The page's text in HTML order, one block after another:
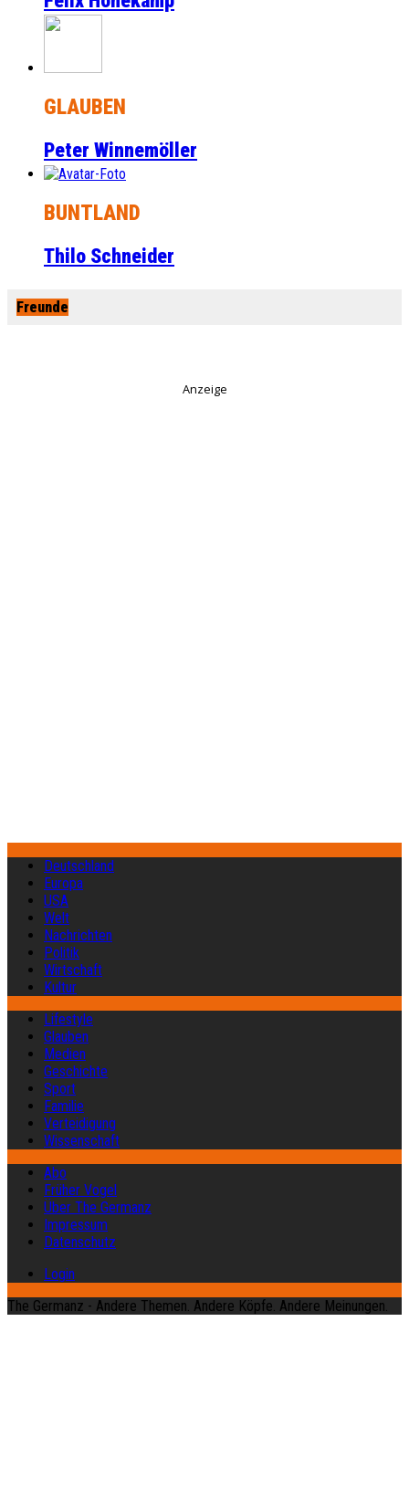
GLAUBEN
Peter Winnemöller
BUNTLAND
Thilo Schneider
Freunde
Anzeige
Deutschland
Europa
USA
Welt
Nachrichten
Politik
Wirtschaft
Kultur
Lifestyle
Glauben
Medien
Geschichte
Sport
Familie
Verteidigung
Wissenschaft
Abo
Früher Vogel
Über The Germanz
Impressum
Datenschutz
Login
The Germanz - Andere Themen. Andere Köpfe. Andere Meinungen.